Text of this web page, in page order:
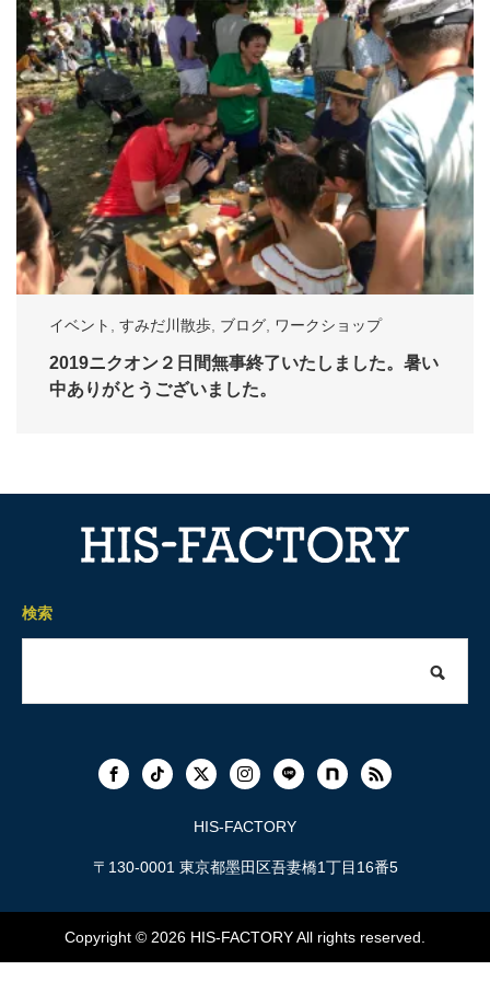
イベント , すみだ川散歩, ブログ, ワークショップ
2019ニクオン２日間無事終了いたしました。暑い
中ありがとうございました。
検索
HIS-FACTORY
〒130-0001 東京都墨田区吾妻橋1丁目16番5
Copyright © 2026 HIS-FACTORYAll rights reserved.